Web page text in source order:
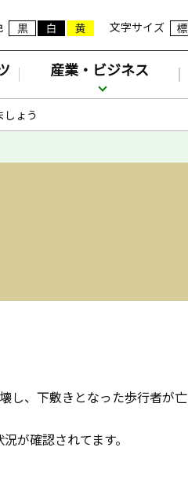
文字サイズ
産業・ビジネス
しょう
、下敷きとなった歩行者が
が確認されてます。